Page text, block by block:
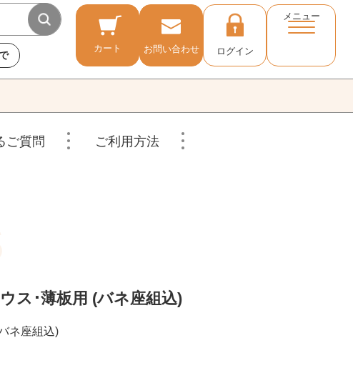
カート お問い合わせ ログイン
メニュー
ご質問 ご利用方法
ス･薄板用 (バネ座組込)
ネ座組込)